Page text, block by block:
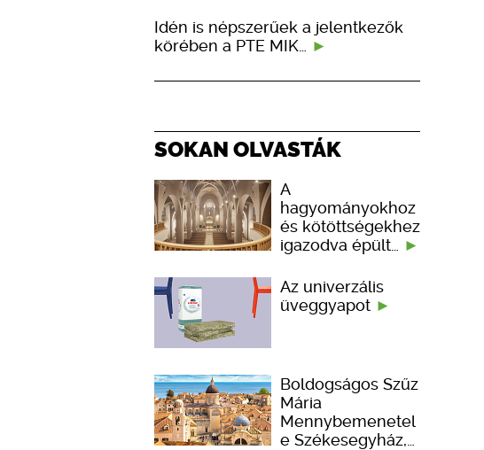
Idén is népszerűek a jelentkezők
körében a PTE MIK…
SOKAN OLVASTÁK
A
hagyományokhoz
és kötöttségekhez
igazodva épült…
Az univerzális
üveggyapot
Boldogságos Szűz
Mária
Mennybemenetel
e Székesegyház,…